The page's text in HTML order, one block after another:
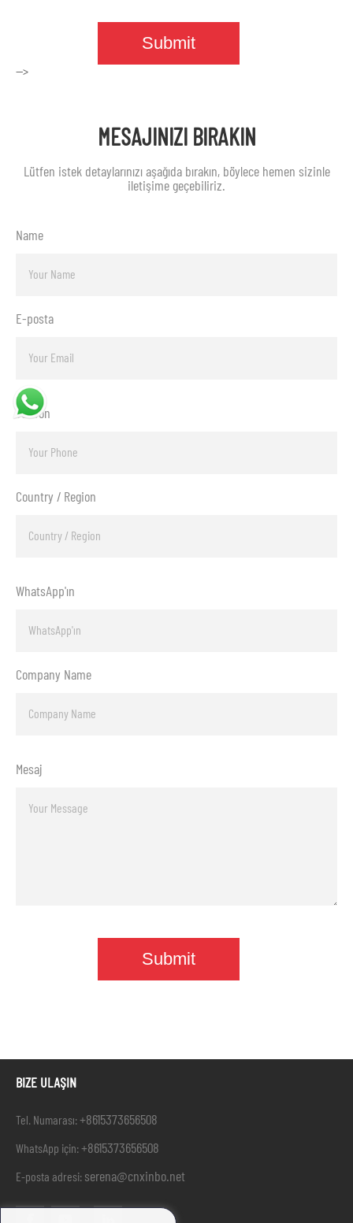
-->
MESAJINIZI BIRAKIN
Lütfen istek detaylarınızı aşağıda bırakın, böylece hemen sizinle
iletişime geçebiliriz.
Name
E-posta
Telefon
Country / Region
WhatsApp'ın
Company Name
Mesaj
BIZE ULAŞIN
Tel. Numarası:+8615373656508
WhatsApp için:+8615373656508
E-posta adresi: serena@cnxinbo.net